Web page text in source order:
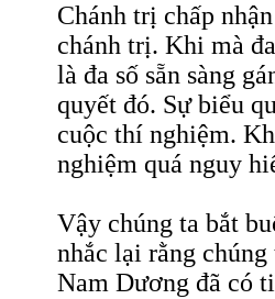
Chánh trị chấp
chánh trị. Khi mà
là đa số sẵn sàng
quyết đó. Sự biểu
cuộc thí nghiệm.
nghiệm quá nguy
Vậy chúng ta bắt
nhắc lại rằng
Nam Dương đã có